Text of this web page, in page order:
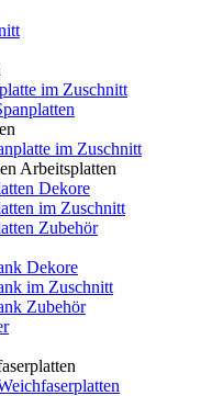
im Zuschnitt
im Zuschnitt
Arbeitsplatten
Dekore
im Zuschnitt
Zubehör
Dekore
im Zuschnitt
Zubehör